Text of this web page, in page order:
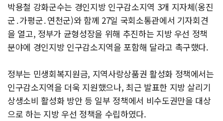
박용철 강화군수는 경인지방 인구감소지역 3개 지자체(옹진
군․가평군․연천군)와 함께 27일 국회소통관에서 기자회견
을 열고, 정부가 균형성장을 위해 추진하는 지방 우선 정책
분야에 경인지방 인구감소지역을 포함해 달라고 촉구했다.
정부는 민생회복지원금, 지역사랑상품권 활성화 정책에서는
인구감소지역을 더욱 지원했으나, 최근 발표한 지방 살리기
상생소비 활성화 방안 등 일부 정책에서 비수도권만을 대상
으로 하는 지방 우선 정책을 수립하였다.